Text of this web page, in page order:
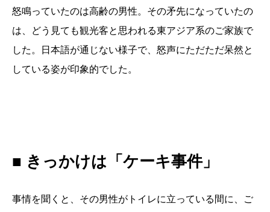
怒鳴っていたのは高齢の男性。その矛先になっていたの
は、どう見ても観光客と思われる東アジア系のご家族で
した。日本語が通じない様子で、怒声にただただ呆然と
している姿が印象的でした。
■ きっかけは「ケーキ事件」
事情を聞くと、その男性がトイレに立っている間に、ご